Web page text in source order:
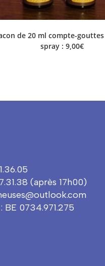
de 20 ml compte-gouttes
spray : 9,00€
(après 17h00)
BE 0734.971.275